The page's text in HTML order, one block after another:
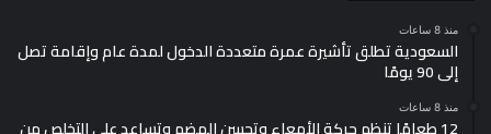
منذ 8 ساعات
السعودية تطلق تأشيرة عمرة متعددة الدخول لمدة عام وإقامة تصل
إلى 90 يومًا
منذ 8 ساعات